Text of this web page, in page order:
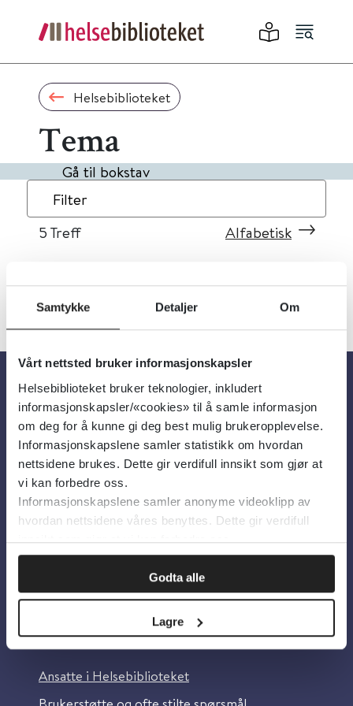
Samtykke Detaljer Om
Vårt nettsted bruker informasjonskapsler
Helsebiblioteket bruker teknologier, inkludert
informasjonskapsler/«cookies» til å samle informasjon
om deg for å kunne gi deg best mulig brukeropplevelse.
Informasjonskapslene samler statistikk om hvordan
nettsidene brukes. Dette gir verdifull innsikt som gjør at
vi kan forbedre oss.
Informasjonskapslene samler anonyme videoklipp av
hvordan nettsidene våres benyttes. Dette gir verdifull
innsikt som gjør at vi kan forbedre oss.
Godta alle
Lagre
Helsebiblioteket
Tema
Gå til bokstav
Filter
5 Treff Alfabetisk
Om oss
Om Helsebiblioteket
Personvern og informasjonskapsler
Tilgjengelighetserklæring
Information in English
Ansatte i Helsebiblioteket